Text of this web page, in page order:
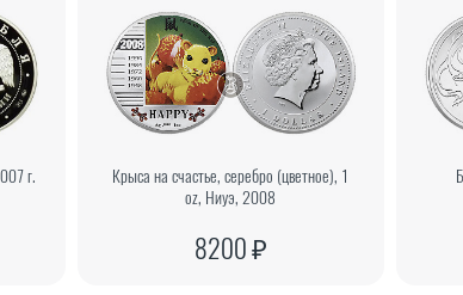
г.
Крыса на счастье, серебро (цветное), 1
oz, Ниуэ, 2008
8200 ₽